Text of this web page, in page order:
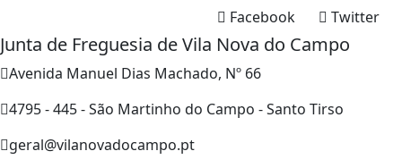
Twitter
Facebook
Junta de Freguesia de Vila Nova do Campo
Avenida Manuel Dias Machado, Nº 66
4795 - 445 - São Martinho do Campo - Santo Tirso
geral@vilanovadocampo.pt